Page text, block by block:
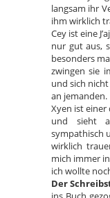
langsam ihr
ihm wirklich
Cey ist eine
nur gut aus,
besonders
zwingen sie
und sich
an jemanden.
Xyen ist
und sieht
sympathisch
wirklich
mich immer
ich wollte
Der